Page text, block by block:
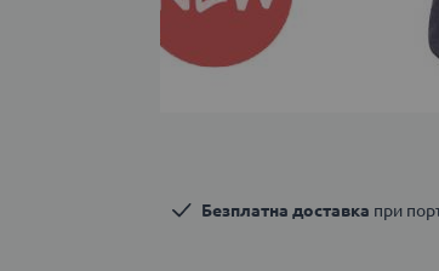
Безплатна доставка при